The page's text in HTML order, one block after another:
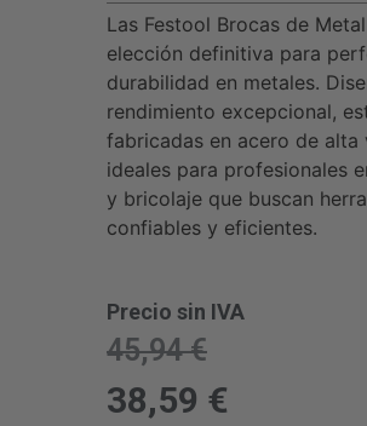
Las Festool Brocas de
elección definitiva para
durabilidad en metales.
rendimiento excepcional,
fabricadas en acero de alta
ideales para profesionales
y bricolaje que buscan
confiables y eficientes.
Precio sin IVA
45,94€
38,59 €